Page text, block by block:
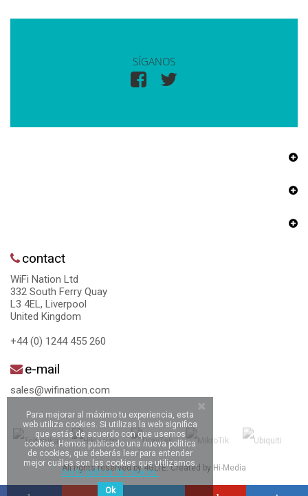
SÍGANOS
contact
WiFi Nation Ltd
332 South Ferry Quay
L3 4EL, Liverpool
United Kingdom
+44 (0) 1244 455 260
e-mail
sales@wifination.com
All rights reserved by 4GLTE. Created by Hi-Media
Para mejorar al máximo tu experiencia, esta
web utiliza cookies. Si utilizas la web significa
que estás de acuerdo con que usemos
cookies. Hemos publicado una nueva política
de cookies, que deberás leer para entender
mejor cuáles son las cookies que utilizamos.
Ver la política de cookies.
Ok